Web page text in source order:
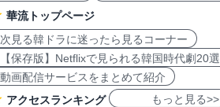
華流トップページ
次見る韓ドラに迷ったら見るコーナー
【保存版】Netflixで見られる韓国時代劇20選
動画配信サービスをまとめて紹介
アクセスランキング
もっと見る>>